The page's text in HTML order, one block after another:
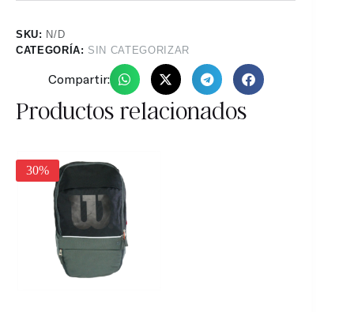
SKU: N/D
CATEGORÍA: SIN CATEGORIZAR
Compartir:
Productos relacionados
30%